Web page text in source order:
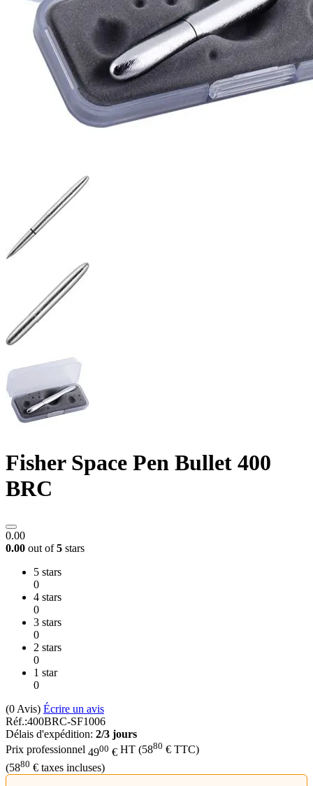
Fisher Space Pen Bullet 400
BRC
0.00
0.00 out of5 stars
5 stars
0
4 stars
0
3 stars
0
2 stars
0
1 star
0
(0 Avis) Écrire un avis
Réf.:400BRC-SF1006
Délais d'expédition: 2/3 jours
Prix professionnel 4900 € HT (5880 € TTC)
(5880 € taxes incluses)